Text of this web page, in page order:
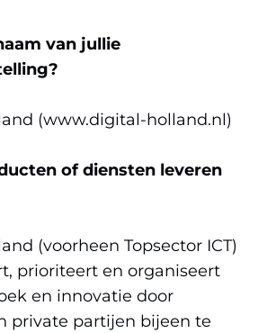
van jullie
(www.digital-holland.nl)
of diensten leveren
(voorheen Topsector ICT)
prioriteert en organiseert
en innovatie door
private partijen bijeen te